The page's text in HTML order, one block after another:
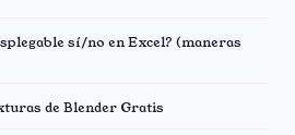
sí/no en Excel? (maneras
de Blender Gratis